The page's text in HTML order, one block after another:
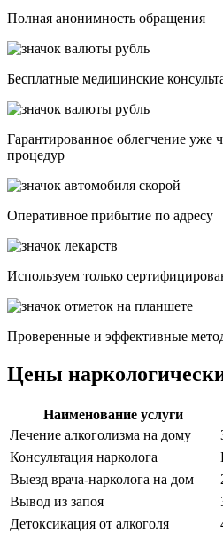
Полная анонимность обращения
Бесплатные медицинские
Гарантированное облегчение уже
процедур
Опеpативное прибытие по адресу
Используем только
Проверенные и эффективные
Цены
Наименование услуги
Лечение алкоголизма на дому
Консультация нарколога
Выезд врача-нарколога на дом
Вывод из запоя
Детоксикация от алкоголя